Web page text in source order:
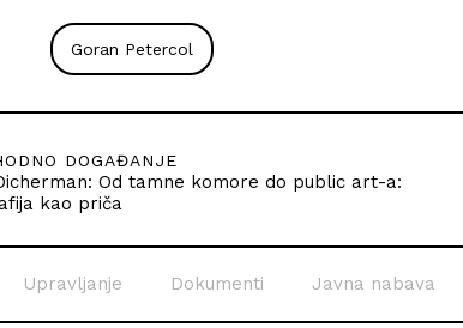
Goran Petercol
DOGAĐANJE
Od tamne komore do public art-a:
kao priča
Upravljanje Dokumenti Javna nabava